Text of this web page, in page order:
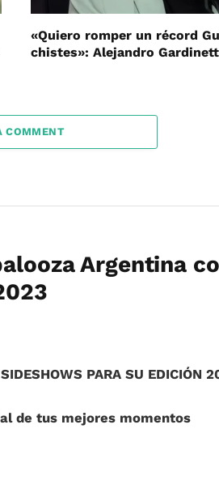
«Quiero romper un récord
chistes»: Alejandro
COMMENT
Argentina
PARA SU EDICIÓN
de tus mejores momentos